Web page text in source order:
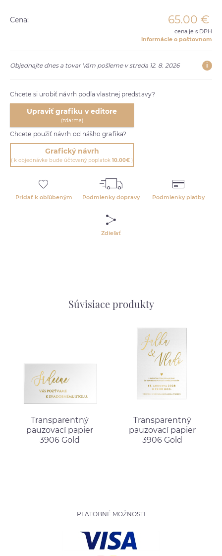
Cena: 65.00 €
cena je s DPH
informácie o poštovnom
Objednajte dnes a tovar Vám pošleme v streda 12. 8. 2026 i
Chcete si urobiť návrh podľa vlastnej predstavy?
Upraviť grafiku v editore
(zdarma)
Chcete použiť návrh od nášho grafika?
Grafický návrh
( k objednávke bude účtovaný poplatok 10.00€ )
Pridať k obľúbeným Podmienky dopravy Podmienky platby
Zdieľať
Súvisiace produkty
Transparentný
pauzovací papier
3906 Gold
Transparentný
pauzovací papier
3906 Gold
PLATOBNÉ MOŽNOSTI